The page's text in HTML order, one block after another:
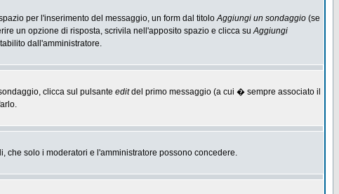
per l'inserimento del messaggio, un form dal titoloAggiungi un sondaggio (se
un opzione di risposta, scrivila nell'apposito spazio e clicca suAggiungi
dall'amministratore.
clicca sul pulsante editdel primo messaggio (a cui � sempre associato il
che solo i moderatori e l'amministratore possono concedere.